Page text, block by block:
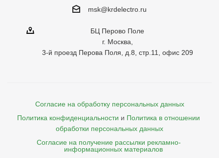
msk@krdelectro.ru
БЦ Перово Поле
г. Москва,
3-й проезд Перова Поля, д.8, стр.11, офис 209
Согласие на обработку персональных данных
Политика конфиденциальности и Политика в отношении
обработки персональных данных
Согласие на получение рассылки рекламно-
    информационных материалов